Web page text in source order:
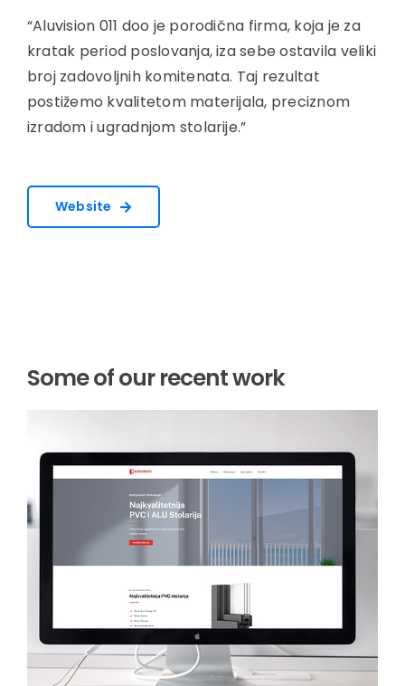
“Aluvision 011 doo je porodična firma, koja je za
kratak period poslovanja, iza sebe ostavila veliki
broj zadovoljnih komitenata. Taj rezultat
postižemo kvalitetom materijala, preciznom
izradom i ugradnjom stolarije.”
Website
Some of our recent work
Aluvision 011